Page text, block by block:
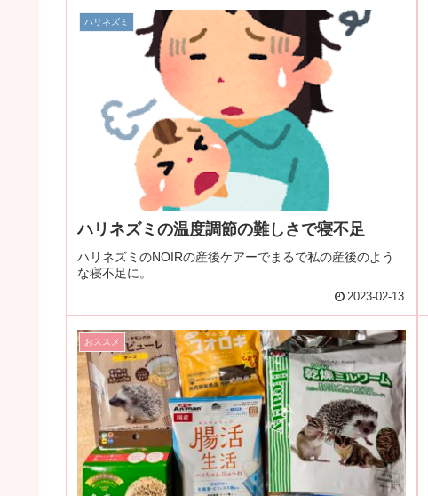
ハリネズミ
ハリネズミの温度調節の難しさで寝不足
ハリネズミのNOIRの産後ケアーでまるで私の産後のよう
な寝不足に。
2023-02-13
おススメ